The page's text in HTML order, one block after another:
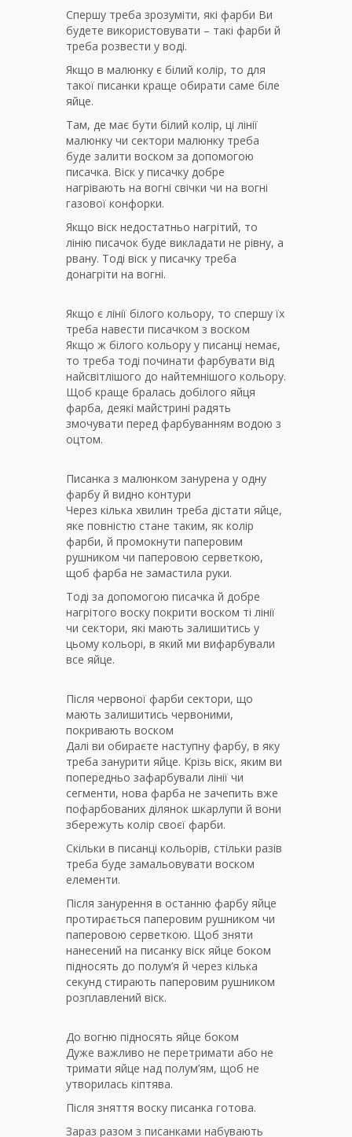
Спершу треба зрозуміти, які фарби Ви
будете використовувати – такі фарби й
треба розвести у воді.
Якщо в малюнку є білий колір, то для
такої писанки краще обирати саме біле
яйце.
Там, де має бути білий колір, ці лінії
малюнку чи сектори малюнку треба
буде залити воском за допомогою
писачка. Віск у писачку добре
нагрівають на вогні свічки чи на вогні
газової конфорки.
Якщо віск недостатньо нагрітий, то
лінію писачок буде викладати не рівну, а
рвану. Тоді віск у писачку треба
донагріти на вогні.
Якщо є лінії білого кольору, то спершу їх
треба навести писачком з воском
Якщо ж білого кольору у писанці немає,
то треба тоді починати фарбувати від
найсвітлішого до найтемнішого кольору.
Щоб краще бралась добілого яйця
фарба, деякі майстрині радять
змочувати перед фарбуванням водою з
оцтом.
Писанка з малюнком занурена у одну
фарбу й видно контури
Через кілька хвилин треба дістати яйце,
яке повністю стане таким, як колір
фарби, й промокнути паперовим
рушником чи паперовою серветкою,
щоб фарба не замастила руки.
Тоді за допомогою писачка й добре
нагрітого воску покрити воском ті лінії
чи сектори, які мають залишитись у
цьому кольорі, в який ми вифарбували
все яйце.
Після червоної фарби сектори, що
мають залишитись червоними,
покривають воском
Далі ви обираєте наступну фарбу, в яку
треба занурити яйце. Крізь віск, яким ви
попередньо зафарбували лінії чи
сегменти, нова фарба не зачепить вже
пофарбованих ділянок шкарлупи й вони
збережуть колір своєї фарби.
Скільки в писанці кольорів, стільки разів
треба буде замальовувати воском
елементи.
Після занурення в останню фарбу яйце
протирається паперовим рушником чи
паперовою серветкою. Щоб зняти
нанесений на писанку віск яйце боком
підносять до полум’я й через кілька
секунд стирають паперовим рушником
розплавлений віск.
До вогню підносять яйце боком
Дуже важливо не перетримати або не
тримати яйце над полум’ям, щоб не
утворилась кіптява.
Після зняття воску писанка готова.
Зараз разом з писанками набувають